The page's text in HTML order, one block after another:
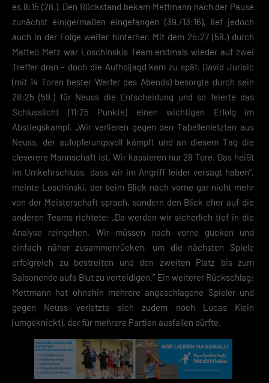
es 8:15 (28.). Den Rückstand bekam Mettmann nach der Pause
zunächst einigermaßen eingefangen (39./13:16), lief jedoch
auch in der Folge weiter hinterher. Mit dem 25:27 (58.) durch
Matteo Metz war Loschinskis Team erstmals wieder auf zwei
Treffer dran – doch die Aufholjagd kam zu spät. David Jurisic
(mit 14 Toren bester Werfer des Abends) besorgte durch sein
28:25 (59.) für Neuss die Entscheidung und so feierte das
Schlusslicht (11:25 Punkte) einen wichtigen Erfolg im
Abstiegskampf. „Wir verlieren gegen den Tabellenletzten aus
Neuss, der aufopferungsvoll kämpft und an diesem Tag die
cleverere Mannschaft ist. Wir kassieren nur 28 Tore. Das heißt
im Umkehrschluss, dass wir im Angriff leider versagt haben“,
meinte Loschinski, der beim Blick nach vorne gar nicht mehr
von der Meisterschaft sprach, sondern den Blick eher auf die
anderen Teams richtete: „Da werden wir sicherlich tief in die
Analyse reingehen. Wir müssen nach vorne gucken und
einfach näher zusammenrücken, um die nächsten Spiele
erfolgreich zu bestreiten und den zweiten Platz bis zum
Saisonende aufs Blut zu verteidigen.“ Ein weiterer Rückschlag:
Mettmann hat ohnehin mehrere angeschlagene Spieler und
gegen Neuss verletzte sich zudem noch Lucas Klein
(umgeknickt), der für mehrere Partien ausfallen dürfte.